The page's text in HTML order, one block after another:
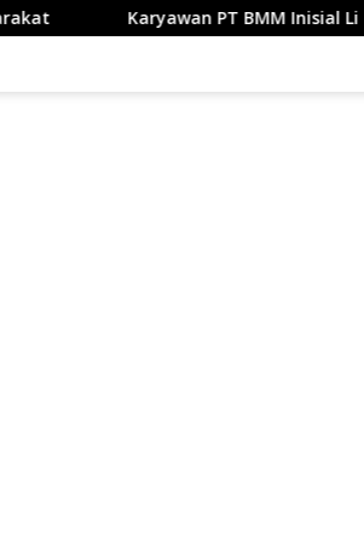
PT BMM Inisial Li Diduga Jual